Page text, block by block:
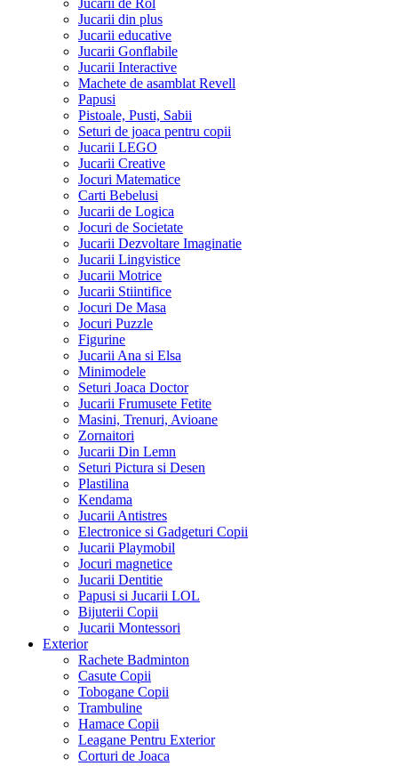
Jucarii de Rol
Jucarii din plus
Jucarii educative
Jucarii Gonflabile
Jucarii Interactive
Machete de asamblat Revell
Papusi
Pistoale, Pusti, Sabii
Seturi de joaca pentru copii
Jucarii LEGO
Jucarii Creative
Jocuri Matematice
Carti Bebelusi
Jucarii de Logica
Jocuri de Societate
Jucarii Dezvoltare Imaginatie
Jucarii Lingvistice
Jucarii Motrice
Jucarii Stiintifice
Jocuri De Masa
Jocuri Puzzle
Figurine
Jucarii Ana si Elsa
Minimodele
Seturi Joaca Doctor
Jucarii Frumusete Fetite
Masini, Trenuri, Avioane
Zornaitori
Jucarii Din Lemn
Seturi Pictura si Desen
Plastilina
Kendama
Jucarii Antistres
Electronice si Gadgeturi Copii
Jucarii Playmobil
Jocuri magnetice
Jucarii Dentitie
Papusi si Jucarii LOL
Bijuterii Copii
Jucarii Montessori
Exterior
Rachete Badminton
Casute Copii
Tobogane Copii
Trambuline
Hamace Copii
Leagane Pentru Exterior
Corturi de Joaca